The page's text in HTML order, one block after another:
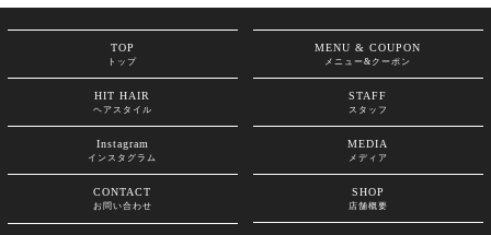
TOP
トップ
MENU & COUPON
メニュー&クーポン
HIT HAIR
ヘアスタイル
STAFF
スタッフ
Instagram
インスタグラム
MEDIA
メディア
CONTACT
お問い合わせ
SHOP
店舗概要